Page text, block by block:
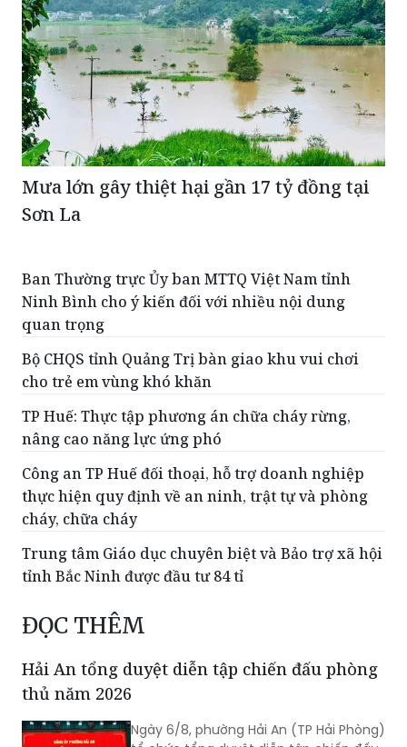
Mưa lớn gây thiệt hại gần 17 tỷ đồng tại
Sơn La
Ban Thường trực Ủy ban MTTQ Việt Nam tỉnh
Ninh Bình cho ý kiến đối với nhiều nội dung
quan trọng
Bộ CHQS tỉnh Quảng Trị bàn giao khu vui chơi
cho trẻ em vùng khó khăn
TP Huế: Thực tập phương án chữa cháy rừng,
nâng cao năng lực ứng phó
Công an TP Huế đối thoại, hỗ trợ doanh nghiệp
thực hiện quy định về an ninh, trật tự và phòng
cháy, chữa cháy
Trung tâm Giáo dục chuyên biệt và Bảo trợ xã hội
tỉnh Bắc Ninh được đầu tư 84 tỉ
ĐỌC THÊM
Hải An tổng duyệt diễn tập chiến đấu phòng
thủ năm 2026
Ngày 6/8, phường Hải An (TP Hải Phòng)